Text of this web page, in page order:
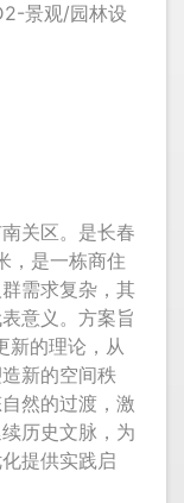
景观/园林设
关区。是长春
，是一栋商住
需求复杂，其
意义。方案旨
新的理论，从
新的空间秩
然的过渡，激
历史文脉，为
提供实践启